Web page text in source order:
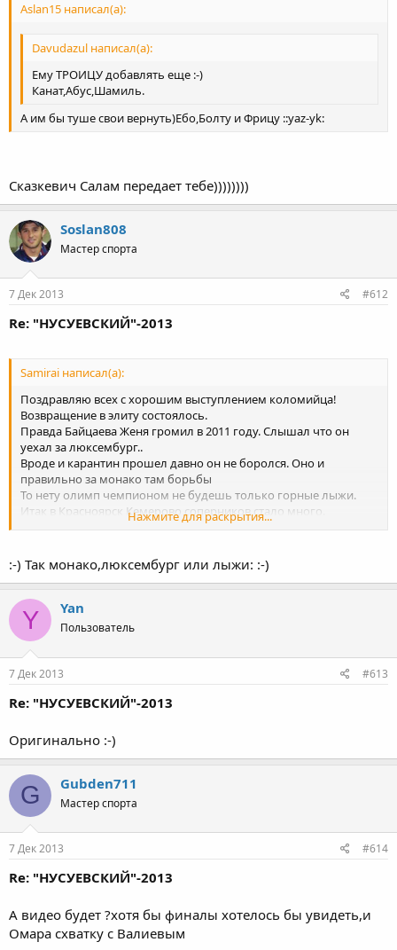
Aslan15 написал(а):
Davudazul написал(а):
Ему ТРОИЦУ добавлять еще :-)
Канат,Абус,Шамиль.
А им бы туше свои вернуть)Ебо,Болту и Фрицу ::yaz-yk:
Сказкевич Салам передает тебе))))))))
Soslan808
Мастер спорта
7 Дек 2013 #612
Re: "НУСУЕВСКИЙ"-2013
Samirai написал(а):
Поздравляю всех с хорошим выступлением коломийца!
Возвращение в элиту состоялось.
Правда Байцаева Женя громил в 2011 году. Слышал что он
уехал за люксембург..
Вроде и карантин прошел давно он не боролся. Оно и
правильно за монако там борьбы
То нету олимп чемпионом не будешь только горные лыжи.
Итак в Красноярск Кемерово соперников стало много.
Каковы перспективы молодых? Нуров магомедов расул.
Камиль гусейнов не такие
саадулаев когда смогут
Одолеть лидеров взрослых?
Нажмите для раскрытия...
:-) Так монако,люксембург или лыжи: :-)
Y Yan
Пользователь
7 Дек 2013 #613
Re: "НУСУЕВСКИЙ"-2013
Оригинально :-)
G Gubden711
Мастер спорта
7 Дек 2013 #614
Re: "НУСУЕВСКИЙ"-2013
А видео будет ?хотя бы финалы хотелось бы увидеть,и
Омара схватку с Валиевым